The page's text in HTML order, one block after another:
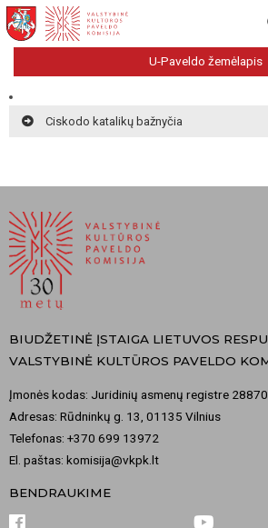
U-Paveldo žemėlapis
Ciskodo katalikų bažnyčia
BIUDŽETINĖ ĮSTAIGA LIETUVOS
VALSTYBINĖ KULTŪROS PAVELDO
Įmonės kodas: Juridinių asmenų registre
Adresas: Rūdninkų g. 13, 01135 Vilnius
Telefonas: +370 699 13972
El. paštas: komisija@vkpk.lt
BENDRAUKIME